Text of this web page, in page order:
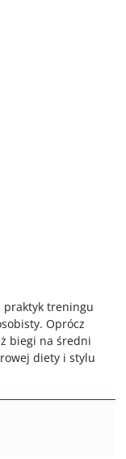
treningu
Oprócz
biegi na średni
diety i stylu